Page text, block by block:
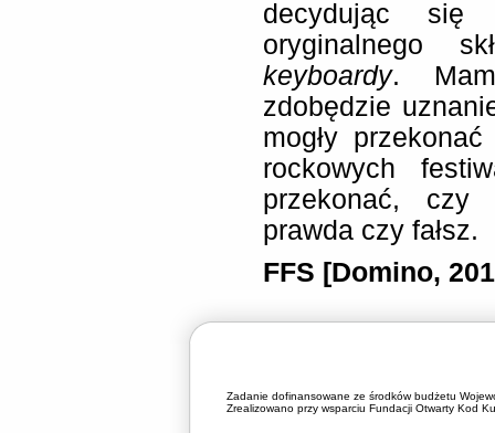
decydując
oryginalnego
keyboardy.
zdobędzie
mogły
rockowych
przekonać, czy
prawda czy fałsz.
FFS [Domino,
Zadanie dofinansowane ze środków budżetu
Zrealizowano przy wsparciu Fundacji Otwarty Kod